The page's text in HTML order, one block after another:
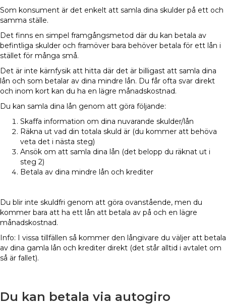
Som konsument är det enkelt att samla dina skulder på ett och
samma ställe.
Det finns en simpel framgångsmetod där du kan betala av
befintliga skulder och framöver bara behöver betala för ett lån i
stället för många små.
Det är inte kärnfysik att hitta där det är billigast att samla dina
lån och som betalar av dina mindre lån. Du får ofta svar direkt
och inom kort kan du ha en lägre månadskostnad.
Du kan samla dina lån genom att göra följande:
Skaffa information om dina nuvarande skulder/lån
Räkna ut vad din totala skuld är (du kommer att behöva
veta det i nästa steg)
Ansök om att samla dina lån (det belopp du räknat ut i
steg 2)
Betala av dina mindre lån och krediter
Du blir inte skuldfri genom att göra ovanstående, men du
kommer bara att ha ett lån att betala av på och en lägre
månadskostnad.
Info: I vissa tillfällen så kommer den långivare du väljer att betala
av dina gamla lån och krediter direkt (det står alltid i avtalet om
så är fallet).
Du kan betala via autogiro